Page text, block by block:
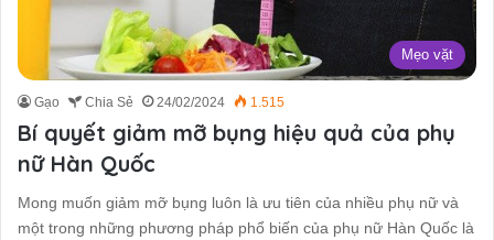
Mẹo vặt
Gạo Chia Sẻ 24/02/2024 1.515
Bí quyết giảm mỡ bụng hiệu quả của phụ
nữ Hàn Quốc
Mong muốn giảm mỡ bụng luôn là ưu tiên của nhiều phụ nữ và
một trong những phương pháp phổ biến của phụ nữ Hàn Quốc là